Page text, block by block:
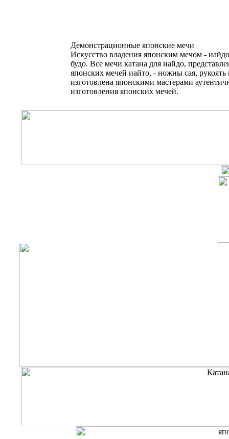
Демонстрационные японские мечи
Искусство владения японским мечом -
будо. Все мечи катана для иайдо,
японских мечей иайто, - ножны сая,
изготовлена японскими мастерами
изготовления японских мечей.